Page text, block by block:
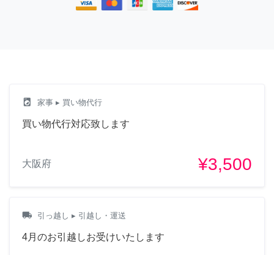
local_laundry_service 家事 ▸ 買い物代行
買い物代行対応致します
大阪府 ¥3,500
local_shipping 引っ越し ▸ 引越し・運送
4月のお引越しお受けいたします